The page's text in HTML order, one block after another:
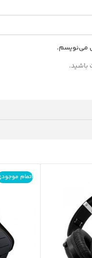
می‌نویسم.
باشید.
اتمام